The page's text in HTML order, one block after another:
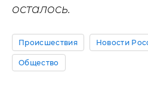
осталось.
Происшествия Новости
Общество